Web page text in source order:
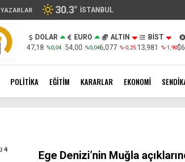
YAZARLAR 30.3° İSTANBUL
DOLAR
47,18 %0,04
EURO
54,00 %0,04
ALTIN
6,077 %-0,25
BİST
13,981
%-1,90
POLİTİKA EĞİTİM KARARLAR EKONOMİ
Ege Denizi’nin Muğla